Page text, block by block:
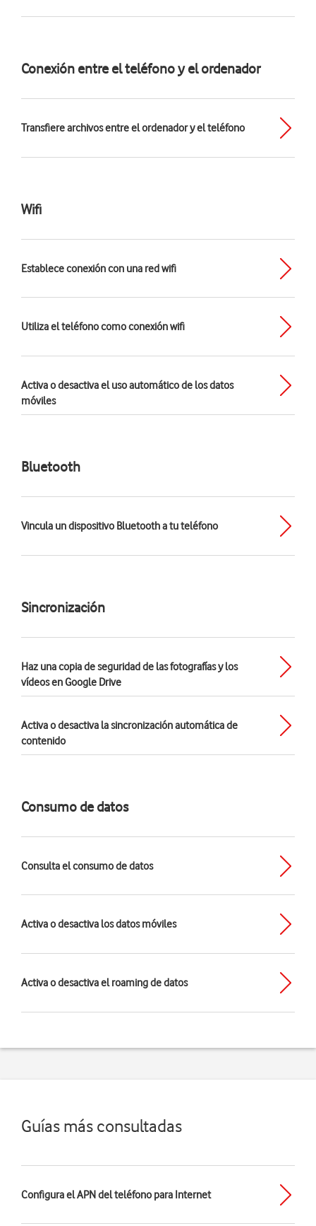
Conexión entre el teléfono y el ordenador
Transfiere archivos entre el ordenador y el teléfono
Wifi
Establece conexión con una red wifi
Utiliza el teléfono como conexión wifi
Activa o desactiva el uso automático de los datos
móviles
Bluetooth
Vincula un dispositivo Bluetooth a tu teléfono
Sincronización
Haz una copia de seguridad de las fotografías y los
vídeos en Google Drive
Activa o desactiva la sincronización automática de
contenido
Consumo de datos
Consulta el consumo de datos
Activa o desactiva los datos móviles
Activa o desactiva el roaming de datos
Guías más consultadas
Configura el APN del teléfono para Internet